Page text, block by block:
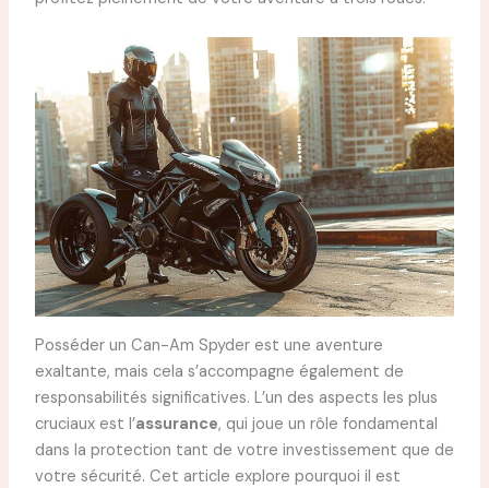
Posséder un Can-Am Spyder est une aventure
exaltante, mais cela s’accompagne également de
responsabilités significatives. L’un des aspects les plus
cruciaux est l’assurance, qui joue un rôle fondamental
dans la protection tant de votre investissement que de
votre sécurité. Cet article explore pourquoi il est